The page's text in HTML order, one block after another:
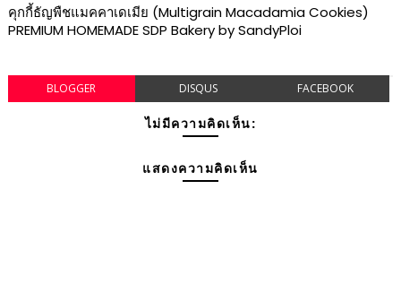
คุกกี้ธัญพืชแมคคาเดเมีย (Multigrain Macadamia Cookies)
PREMIUM HOMEMADE SDP Bakery by SandyPloi
BLOGGER DISQUS FACEBOOK
ไม่มีความคิดเห็น:
แสดงความคิดเห็น